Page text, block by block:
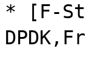
* [F-